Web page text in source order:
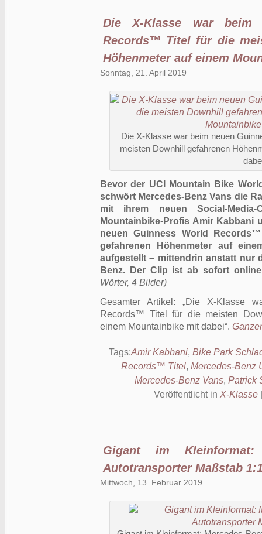
Die X-Klasse war beim
Records™ Titel für die
Höhenmeter auf einem
Sonntag, 21. April 2019
Die X-Klasse war beim neuen
meisten Downhill gefahrenen
Bevor der UCI Mountain Bike
schwört Mercedes-Benz Vans die
mit ihrem neuen Social-
Mountainbike-Profis Amir Kabbani
neuen Guinness World
gefahrenen Höhenmeter auf
aufgestellt – mittendrin anstatt nur
Benz. Der Clip ist ab sofort
Wörter, 4 Bilder)
Gesamter Artikel:
Die X-Klasse
Records™ Titel für die meisten
einem Mountainbike mit dabei .
Tags:Amir Kabbani, Bike Park
Records™ Titel, Mercedes-Benz
Mercedes-Benz Vans, Patrick
Veröffentlicht in X-Klasse
Gigant im Kleinformat:
Autotransporter Maßstab
Mittwoch, 13. Februar 2019